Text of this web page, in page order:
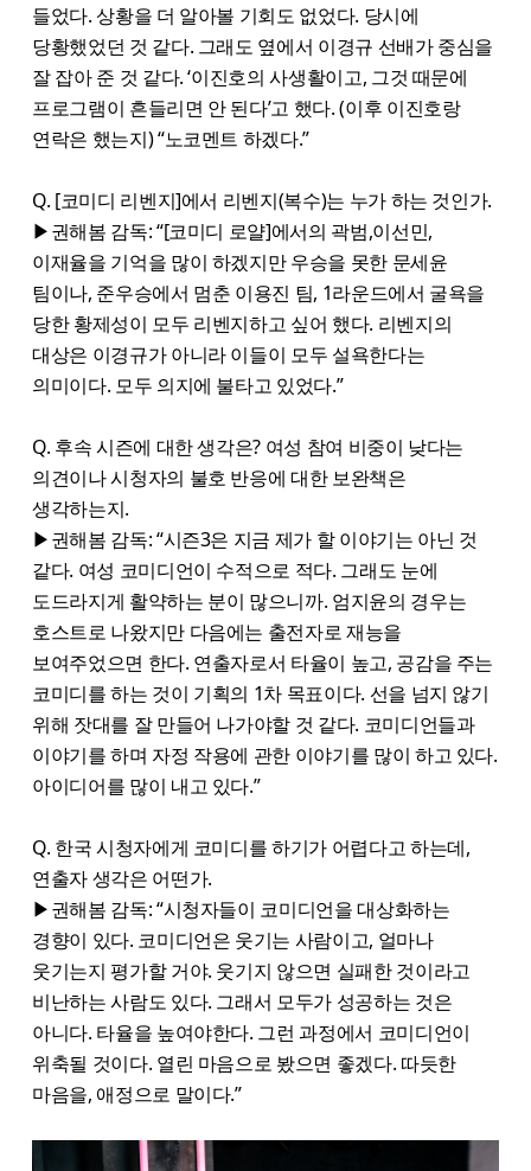
들었다. 상황을 더 알아볼 기회도 없었다. 당시에
당황했었던 것 같다. 그래도 옆에서 이경규 선배가 중심을
잘 잡아 준 것 같다. ‘이진호의 사생활이고, 그것 때문에
프로그램이 흔들리면 안 된다’고 했다. (이후 이진호랑
연락은 했는지) “노코멘트 하겠다.”
Q. [코미디 리벤지]에서 리벤지(복수)는 누가 하는 것인가.
▶권해봄 감독: “[코미디 로얄]에서의 곽범,이선민,
이재율을 기억을 많이 하겠지만 우승을 못한 문세윤
팀이나, 준우승에서 멈춘 이용진 팀, 1라운드에서 굴욕을
당한 황제성이 모두 리벤지하고 싶어 했다. 리벤지의
대상은 이경규가 아니라 이들이 모두 설욕한다는
의미이다. 모두 의지에 불타고 있었다.”
Q. 후속 시즌에 대한 생각은? 여성 참여 비중이 낮다는
의견이나 시청자의 불호 반응에 대한 보완책은
생각하는지.
▶권해봄 감독: “시즌3은 지금 제가 할 이야기는 아닌 것
같다. 여성 코미디언이 수적으로 적다. 그래도 눈에
도드라지게 활약하는 분이 많으니까. 엄지윤의 경우는
호스트로 나왔지만 다음에는 출전자로 재능을
보여주었으면 한다. 연출자로서 타율이 높고, 공감을 주는
코미디를 하는 것이 기획의 1차 목표이다. 선을 넘지 않기
위해 잣대를 잘 만들어 나가야할 것 같다. 코미디언들과
이야기를 하며 자정 작용에 관한 이야기를 많이 하고 있다.
아이디어를 많이 내고 있다.”
Q. 한국 시청자에게 코미디를 하기가 어렵다고 하는데,
연출자 생각은 어떤가.
▶권해봄 감독: “시청자들이 코미디언을 대상화하는
경향이 있다. 코미디언은 웃기는 사람이고, 얼마나
웃기는지 평가할 거야. 웃기지 않으면 실패한 것이라고
비난하는 사람도 있다. 그래서 모두가 성공하는 것은
아니다. 타율을 높여야한다. 그런 과정에서 코미디언이
위축될 것이다. 열린 마음으로 봤으면 좋겠다. 따듯한
마음을, 애정으로 말이다.”